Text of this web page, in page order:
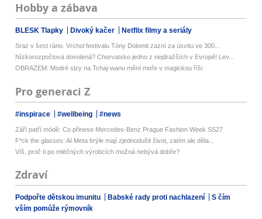
Hobby a zábava
BLESK Tlapky Divoký kačer Netflix filmy a seriály
Sraz v šest ráno. Vrchol festivalu Tóny Dolomit zazní za úsvitu ve 300...
Nízkorozpočtová dovolená? Chorvatsko jedno z nejdražších v Evropě! Lev...
OBRAZEM: Modré slzy na Tchaj-wanu mění moře v magickou říši
Pro generaci Z
#inspirace #wellbeing #news
Září patří módě: Co přinese Mercedes-Benz Prague Fashion Week SS27
F*ck the glasses: AI Meta brýle mají zjednodušit život, zatím ale děla...
Víš, proč ti po mléčných výrobcích možná nebývá dobře?
Zdraví
Podpořte dětskou imunitu Babské rady proti nachlazení
S čím
vším pomůže rýmovník